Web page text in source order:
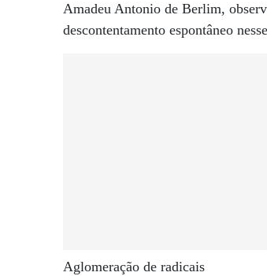
Amadeu Antonio de Berlim,
descontentamento espontâneo
Aglomeração de radicais